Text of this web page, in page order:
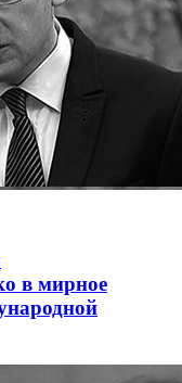
в мирное